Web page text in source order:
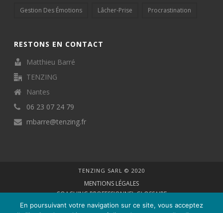
Gestion Des Émotions Lâcher-Prise Procrastination
RESTONS EN CONTACT
Matthieu Barré
TENZING
Nantes
06 23 07 24 79
mbarre@tenzing.fr
TENZING SARL © 2020
MENTIONS LÉGALES
COACHING PROFESSIONNEL GLOSSAIRE
VIE PRIVÉE
En poursuivant votre navigation sur ce site, vous acceptez